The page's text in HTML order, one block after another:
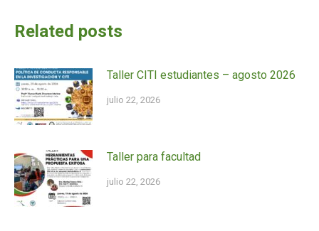
Related posts
Taller CITI estudiantes – agosto 2026
julio 22, 2026
Taller para facultad
julio 22, 2026